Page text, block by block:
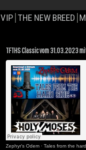
VIP THE NEW BREED
TFTHS Classic vom 31.03.2023
Zephyr's Odem · Tales from the